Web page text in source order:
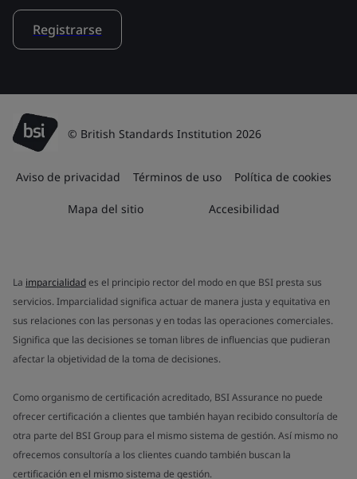
Registrarse
© British Standards Institution 2026
Aviso de privacidad Términos de uso Política de cookies
Mapa del sitio Accesibilidad
La imparcialidades el principio rector del modo en que BSI presta sus
servicios. Imparcialidad significa actuar de manera justa y equitativa en
sus relaciones con las personas y en todas las operaciones comerciales.
Significa que las decisiones se toman libres de influencias que pudieran
afectar la objetividad de la toma de decisiones.
Como organismo de certificación acreditado, BSI Assurance no puede
ofrecer certificación a clientes que también hayan recibido consultoría de
otra parte del BSI Group para el mismo sistema de gestión. Así mismo no
ofrecemos consultoría a los clientes cuando también buscan la
certificación en el mismo sistema de gestión.